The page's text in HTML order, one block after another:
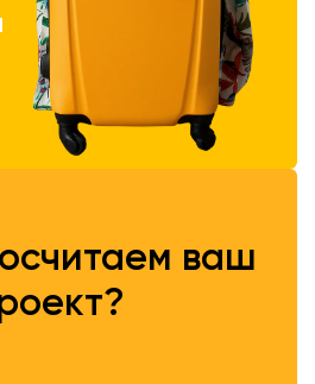
ваш